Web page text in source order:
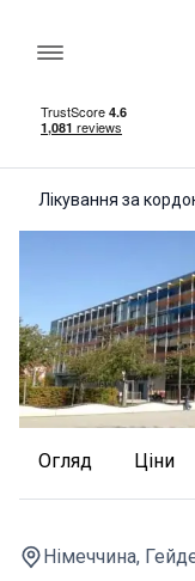
Лікування за
Огляд Ціни
Німеччина,